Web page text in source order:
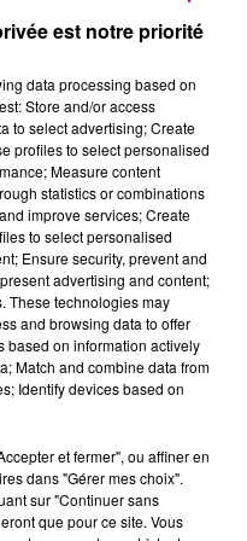
avecMaisons Begi, votre
est notre priorité
data processing based on
Store and/or access
to select advertising; Create
profiles to select personalised
Measure content
statistics or combinations
improve services; Create
to select personalised
Ensure security, prevent and
advertising and content;
These technologies may
and browsing data to offer
based on information actively
Match and combine data from
Identify devices based on
et fermer", ou affiner en
dans "Gérer mes choix".
sur "Continuer sans
que pour ce site. Vous